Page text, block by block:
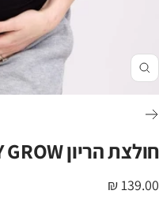
זום
חולצת הריון BABY GROW ש.קצר שחורה
מחיר
139.00 ₪